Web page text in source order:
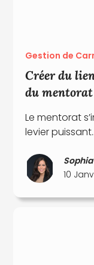
Gestion de
Créer du
du mentorat
Le mentorat
levier
10